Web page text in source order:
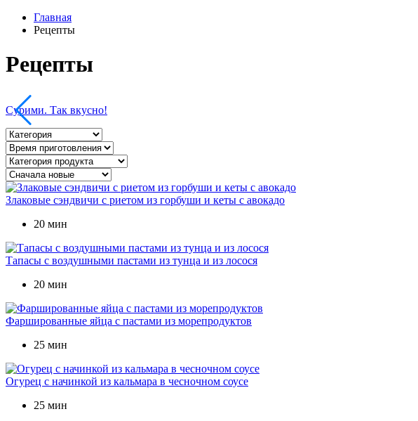
Главная
Рецепты
Рецепты
Сурими. Так вкусно!
Злаковые сэндвичи с риетом из горбуши и кеты с авокадо
20 мин
Тапасы с воздушными пастами из тунца и из лосося
20 мин
Фаршированные яйца с пастами из морепродуктов
25 мин
Огурец с начинкой из кальмара в чесночном соусе
25 мин